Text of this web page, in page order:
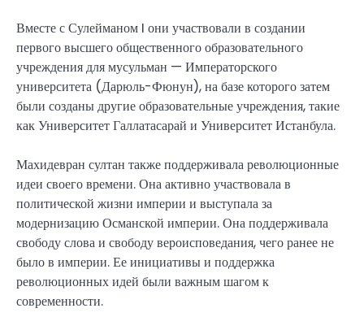
Вместе с Сулейманом I они участвовали в создании
первого высшего общественного образовательного
учреждения для мусульман — Императорского
университета (Дарюль-Фюнун), на базе которого затем
были созданы другие образовательные учреждения, такие
как Университет Галлатасарай и Университет Истанбула.
Махидевран султан также поддерживала революционные
идеи своего времени. Она активно участвовала в
политической жизни империи и выступала за
модернизацию Османской империи. Она поддерживала
свободу слова и свободу вероисповедания, чего ранее не
было в империи. Ее инициативы и поддержка
революционных идей были важным шагом к
современности.